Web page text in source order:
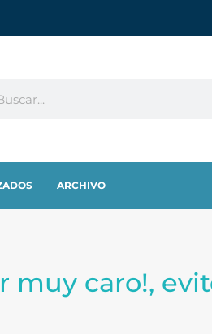
ARCHIVO
muy caro!,